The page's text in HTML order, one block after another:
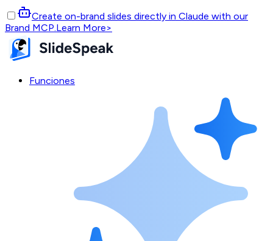
Create on-brand slides directly in Claude with our
Brand MCP.Learn More>
Funciones